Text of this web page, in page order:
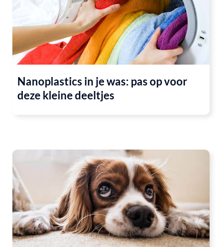
Nanoplastics in je was: pas op voor
deze kleine deeltjes